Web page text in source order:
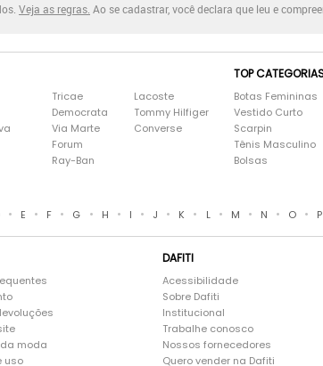
Veja as regras. Ao se cadastrar, você declara que leu e
Tricae
Democrata
Via Marte
Forum
Ray-Ban
Lacoste
Tommy Hilfiger
Converse
TOP
Botas Femininas
Vestido Curto
Scarpin
Tênis Masculino
Bolsas
• E • F • G • H • I • J • K • L • M • N • O • P
moda
uso
DAFITI
Acessibilidade
Sobre Dafiti
Institucional
Trabalhe conosco
Nossos fornecedores
Quero vender na Dafiti